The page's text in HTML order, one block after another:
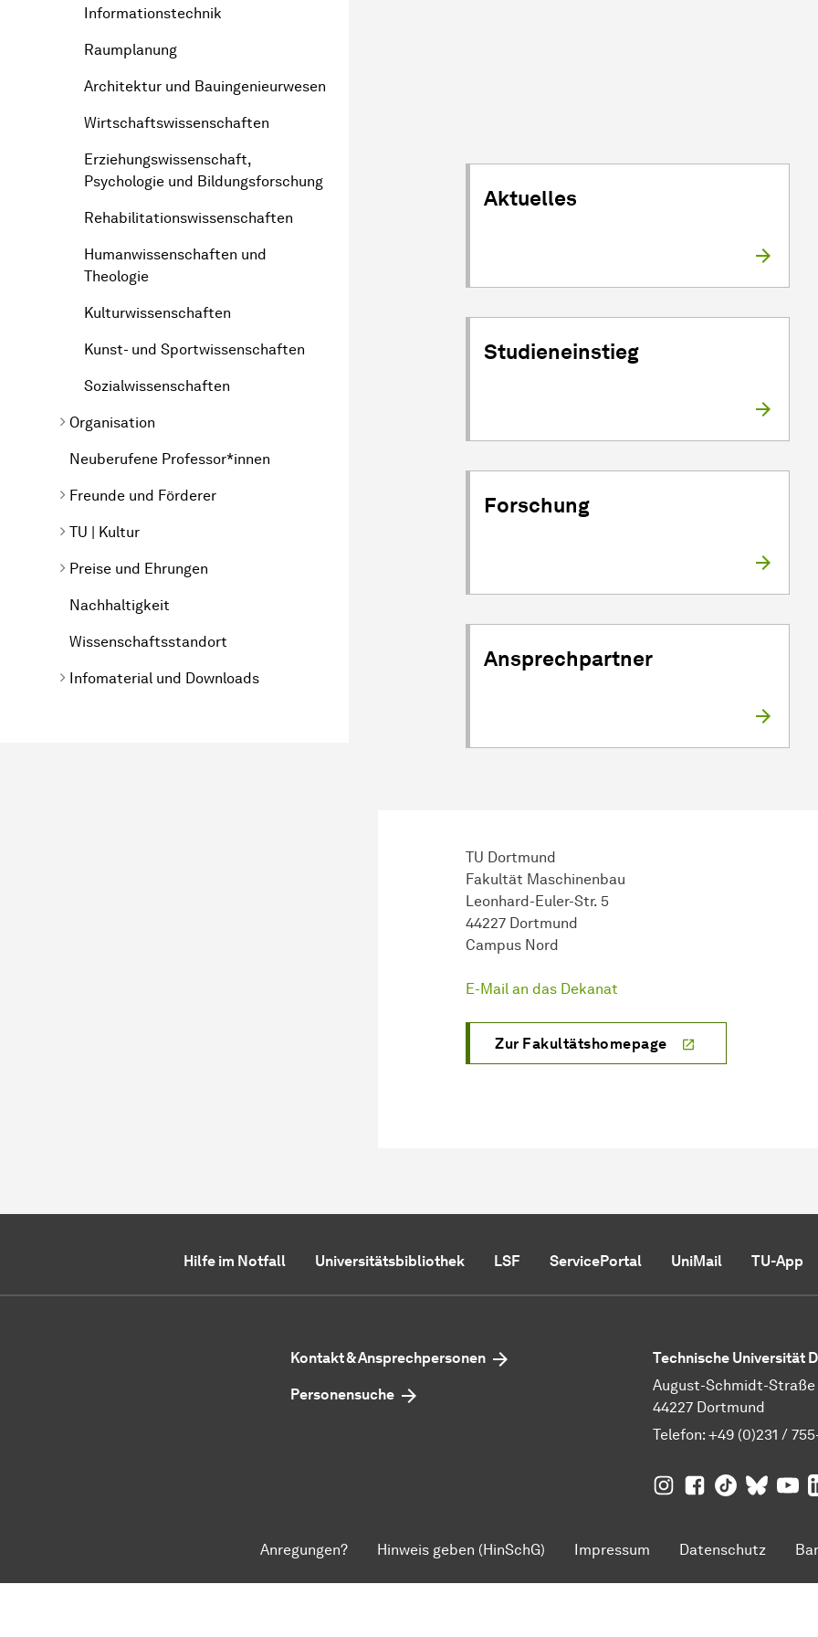
Informationstechnik
Raumplanung
Architektur und Bauingenieurwesen
Wirtschaftswissenschaften
Erziehungswissenschaft,
Psychologie und Bildungsforschung
Rehabilitationswissenschaften
Humanwissenschaften und
Theologie
Kulturwissenschaften
Kunst- und Sportwissenschaften
Sozialwissenschaften
Organisation
Neuberufene Professor*innen
Freunde und Förderer
TU | Kultur
Preise und Ehrungen
Nachhaltigkeit
Wissenschaftsstandort
Infomaterial und Downloads
Aktuelles
Studieneinstieg
Forschung
Ansprechpartner
TU Dortmund
Fakultät Maschinenbau
Leonhard-Euler-Str. 5
44227 Dortmund
Campus Nord
E-Mail an das Dekanat
Zur Fakultätshomepage
Hilfe im Notfall Universitätsbibliothek LSF ServicePortal UniMail TU-App
Kontakt & Ansprechpersonen
Personensuche
Technische Universität
August-Schmidt-Straße
44227 Dortmund
Telefon: +49 (0)231 /
TU Dortmund auf
TU Dortmund
TU TU
Anregungen? Hinweis geben (HinSchG) Impressum Datenschutz